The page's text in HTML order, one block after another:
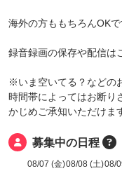
海外の方ももちろんOKで
録音録画の保存や配信は
※いま空いてる？などの
時間帯によってはお断り
かじめご承知いただけま
募集中の日程
08/07 (金)08/08 (土)08/